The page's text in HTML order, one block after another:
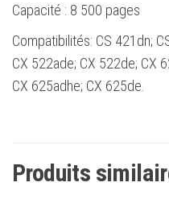
Capacité : 8 500 pages
Compatibilités: CS 421dn;
CX 522ade; CX 522de; CX
CX 625adhe; CX 625de.
Produits